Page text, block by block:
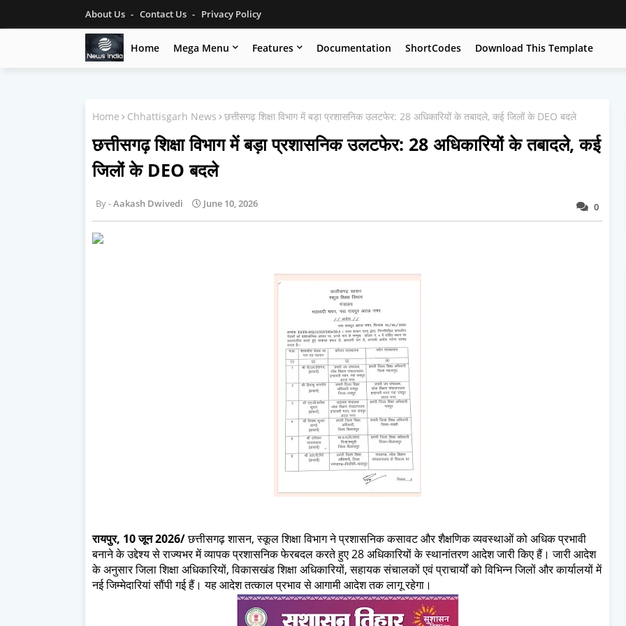
About Us Contact Us Privacy Policy
Home Mega Menu Features Documentation ShortCodes Download This Template
Home Chhattisgarh News छत्तीसगढ़ शिक्षा विभाग में बड़ा प्रशासनिक उलटफेर: 28 अधिकारियों के तबादले, कई जिलों के DEO बदले
छत्तीसगढ़ शिक्षा विभाग में बड़ा प्रशासनिक उलटफेर: 28 अधिकारियों के तबादले, कई
जिलों के DEO बदले
0
Aakash Dwivedi June 10, 2026
रायपुर, 10 जून 2026/छत्तीसगढ़ शासन, स्कूल शिक्षा विभाग ने प्रशासनिक कसावट और शैक्षणिक व्यवस्थाओं को अधिक प्रभावी
बनाने के उद्देश्य से राज्यभर में व्यापक प्रशासनिक फेरबदल करते हुए 28 अधिकारियों के स्थानांतरण आदेश जारी किए हैं। जारी आदेश
के अनुसार जिला शिक्षा अधिकारियों, विकासखंड शिक्षा अधिकारियों, सहायक संचालकों एवं प्राचार्यों को विभिन्न जिलों और कार्यालयों में
नई जिम्मेदारियां सौंपी गई हैं। यह आदेश तत्काल प्रभाव से आगामी आदेश तक लागू रहेगा।